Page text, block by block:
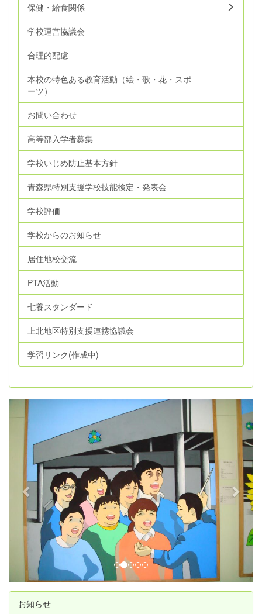
保健・給食関係
学校運営協議会
合理的配慮
本校の特色ある教育活動（絵・歌・花・スポ
ーツ）
お問い合わせ
高等部入学者募集
学校いじめ防止基本方針
青森県特別支援学校技能検定・発表会
学校評価
学校からのお知らせ
居住地校交流
PTA活動
七養スタンダード
上北地区特別支援連携協議会
学習リンク(作成中)
p
r
e
v
o
s
n
e
お知らせ